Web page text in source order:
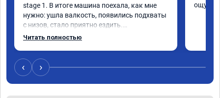
stage 1. В итоге машина поехала, как мне
нужно: ушла валкость, появились подхваты
с низов, стало приятно ездить.
Одни из лучших трат, в авто! 🔥
Читать полностью
‹ ›